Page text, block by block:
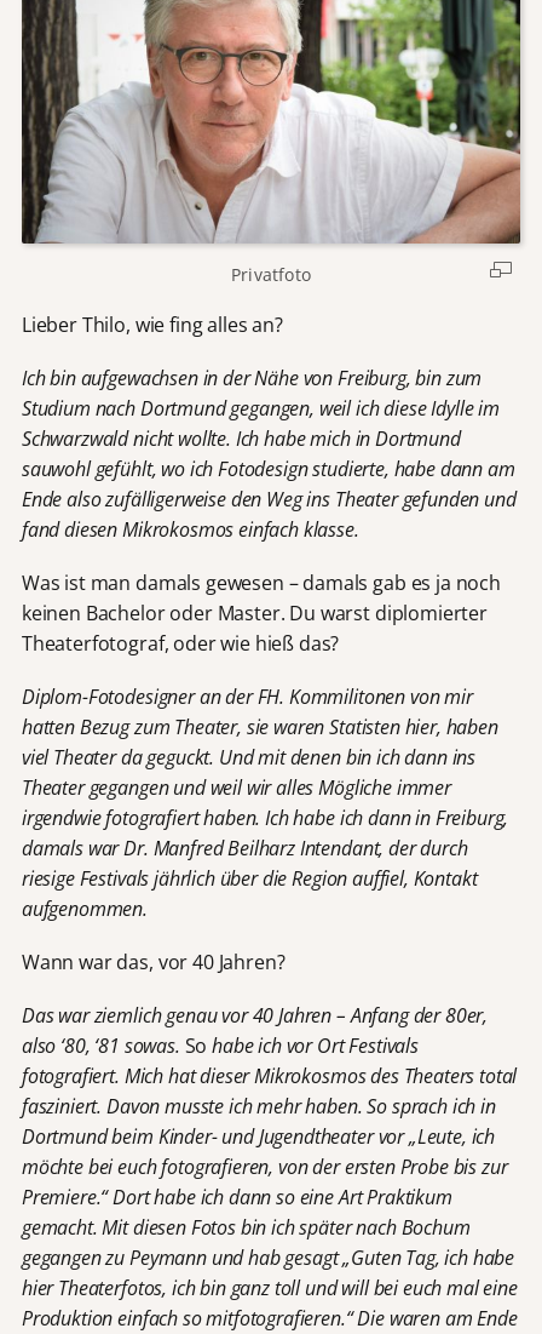
Privatfoto
Lieber Thilo, wie fing alles an?
Ich bin aufgewachsen in der Nähe von Freiburg, bin zum
Studium nach Dortmund gegangen, weil ich diese Idylle im
Schwarzwald nicht wollte. Ich habe mich in Dortmund
sauwohl gefühlt, wo ich Fotodesign studierte, habe dann am
Ende also zufälligerweise den Weg ins Theater gefunden und
fand diesen Mikrokosmos einfach klasse.
Was ist man damals gewesen – damals gab es ja noch
keinen Bachelor oder Master. Du warst diplomierter
Theaterfotograf, oder wie hieß das?
Diplom-Fotodesigner an der FH. Kommilitonen von mir
hatten Bezug zum Theater, sie waren Statisten hier, haben
viel Theater da geguckt. Und mit denen bin ich dann ins
Theater gegangen und weil wir alles Mögliche immer
irgendwie fotografiert haben. Ich habe ich dann in Freiburg,
damals war Dr. Manfred Beilharz Intendant, der durch
riesige Festivals jährlich über die Region auffiel, Kontakt
aufgenommen.
Wann war das, vor 40 Jahren?
Das war ziemlich genau vor 40 Jahren – Anfang der 80er,
also ‘80, ‘81 sowas. So habe ich vor Ort Festivals
fotografiert. Mich hat dieser Mikrokosmos des Theaters total
fasziniert. Davon musste ich mehr haben. So sprach ich in
Dortmund beim Kinder- und Jugendtheater vor „Leute, ich
möchte bei euch fotografieren, von der ersten Probe bis zur
Premiere.“ Dort habe ich dann so eine Art Praktikum
gemacht. Mit diesen Fotos bin ich später nach Bochum
gegangen zu Peymann und hab gesagt „Guten Tag, ich habe
hier Theaterfotos, ich bin ganz toll und will bei euch mal eine
Produktion einfach so mitfotografieren.“ Die waren am Ende